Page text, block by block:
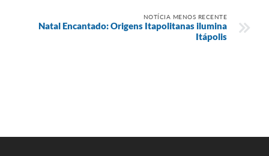
NOTÍCIA MENOS RECENTE
Natal Encantado: Origens Itapolitanas ilumina
Itápolis